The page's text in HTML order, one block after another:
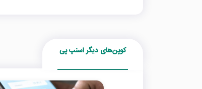
کوپن‌های دیگر اسنپ پی